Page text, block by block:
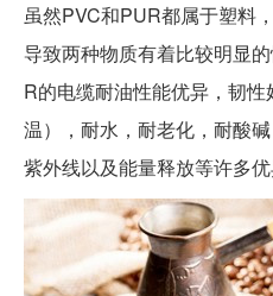
虽然PVC和PUR都属于塑料
导致两种物质有着比较明显
R的电缆耐油性能优异，韧
温），耐水，耐老化，耐酸
紫外线以及能量释放等许多